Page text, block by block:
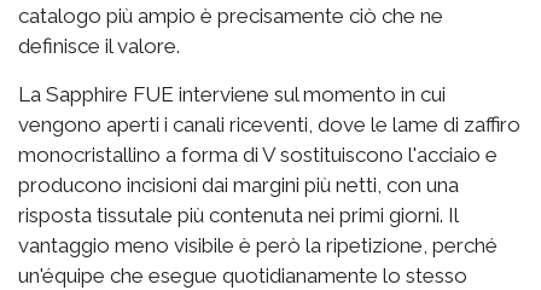
catalogo più ampio è precisamente ciò che ne
definisce il valore.
La Sapphire FUE interviene sul momento in cui
vengono aperti i canali riceventi, dove le lame di zaffiro
monocristallino a forma di V sostituiscono l'acciaio e
producono incisioni dai margini più netti, con una
risposta tissutale più contenuta nei primi giorni. Il
vantaggio meno visibile è però la ripetizione, perché
un'équipe che esegue quotidianamente lo stesso